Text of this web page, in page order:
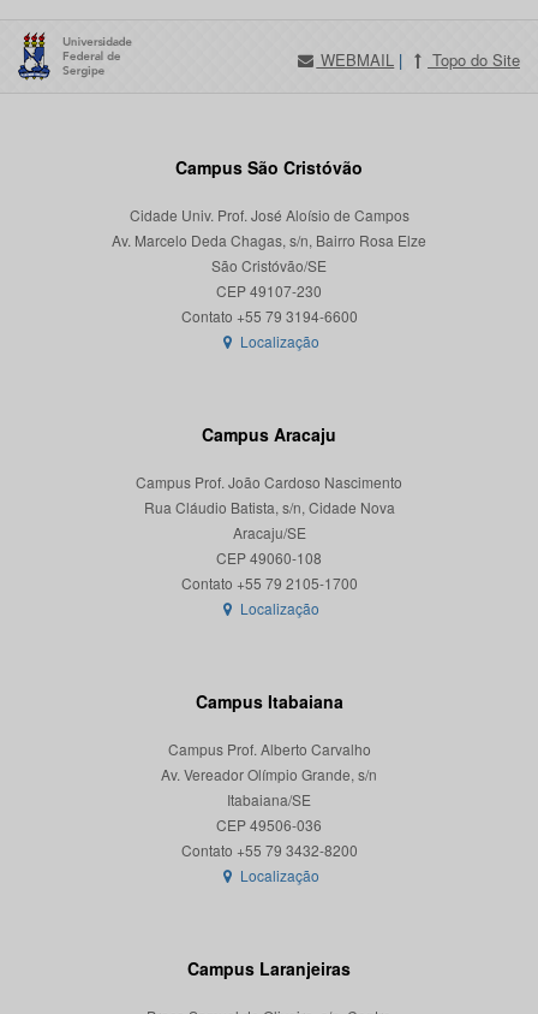
WEBMAIL | Topo do Site
Campus São Cristóvão
Cidade Univ. Prof. José Aloísio de Campos
Av. Marcelo Deda Chagas, s/n, Bairro Rosa Elze
São Cristóvão/SE
CEP 49107-230
Localização
Campus Aracaju
Campus Prof. João Cardoso Nascimento
Rua Cláudio Batista, s/n, Cidade Nova
Aracaju/SE
CEP 49060-108
Localização
Campus Itabaiana
Campus Prof. Alberto Carvalho
Av. Vereador Olímpio Grande, s/n
Itabaiana/SE
CEP 49506-036
Localização
Campus Laranjeiras